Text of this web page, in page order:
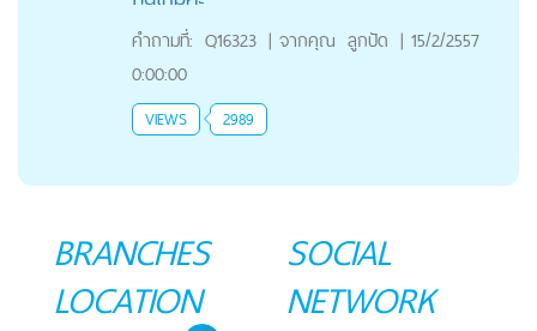
คำถามที่: Q16323 | จากคุณ ลูกปัด | 15/2/2557
0:00:00
VIEWS 2989
BRANCHES
LOCATION
SOCIAL
NETWORK